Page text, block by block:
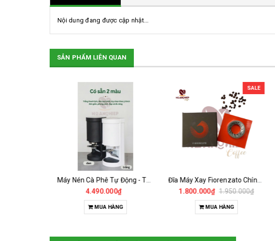
Nội dung đang được cập nhật...
SẢN PHẨM LIÊN QUAN
Máy Nén Cà Phê Tự Động - Tamper Electric 58MM
4.490.000₫
MUA HÀNG
SALE
Đĩa Máy Xay Fiorenzato Chính Hãng
1.800.000₫ 1.950.000₫
MUA HÀNG